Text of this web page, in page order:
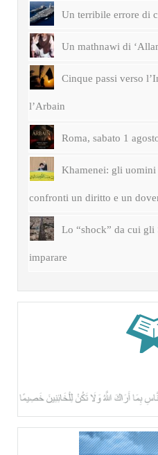
Un terribile errore di
Un mathnawi di
Cinque passi verso
l’Arbain
Roma, sabato 1
Khamenei: gli
confronti un diritto e un
Lo “shock” da cui
imparare